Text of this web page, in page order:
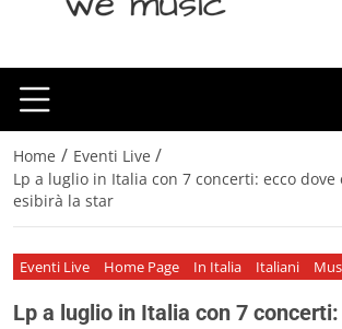
Home / Eventi Live /
Lp a luglio in Italia con 7 concerti: ecco dove
esibirà la star
Eventi Live Home Page In Italia Italiani
Lp a luglio in Italia con 7